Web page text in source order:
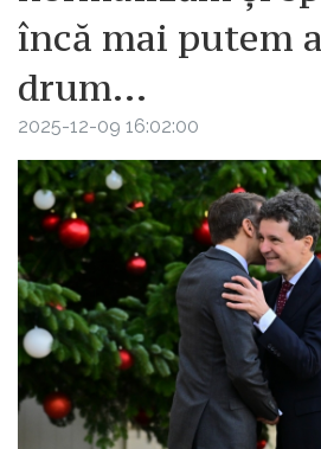
încă mai putem
drum...
2025-12-09 16:02:00